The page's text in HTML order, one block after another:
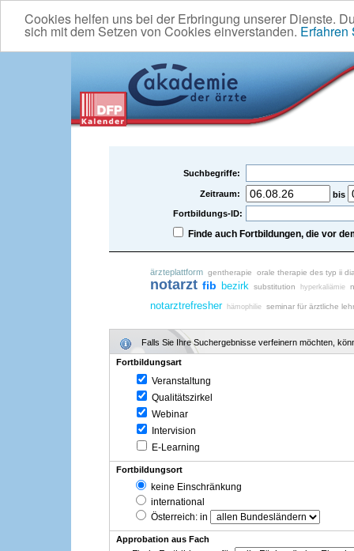
Cookies helfen uns bei der Erbringung unserer Dienste.
sich mit dem Setzen von Cookies einverstanden. Erfahren
Suchbegriffe:
Zeitraum:
bis
Fortbildungs-ID:
Finde auch Fortbildungen, die vor
ärzteplattform gentherapie orale therapie des typ ii
notarzt fib bezirk substitution hyperkaliämie
notarztrefresher hämophilie seminar für ärztliche
Falls Sie Ihre Suchergebnisse verfeinern möchten,
Fortbildungsart
Veranstaltung
Qualitätszirkel
Webinar
Intervision
E-Learning
Fortbildungsort
keine Einschränkung
international
Österreich: in
Approbation aus Fach